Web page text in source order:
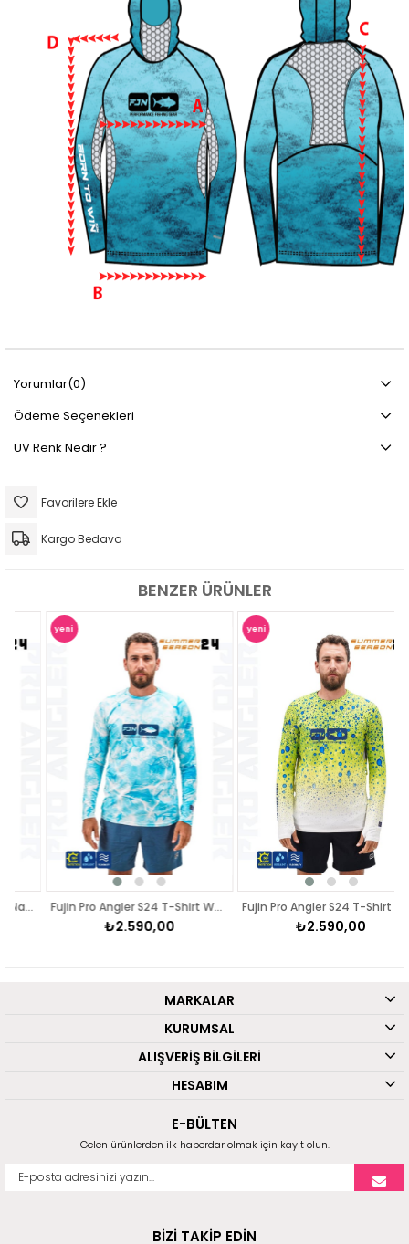
Yorumlar(0)
Ödeme Seçenekleri
UV Renk Nedir ?
Favorilere Ekle
Kargo Bedava
BENZER ÜRÜNLER
Fujin Pro Angler S24 T-Shirt Water Camo
₺2.590,00
Fujin Pro Angler S24 T-Shirt Green Ocean
₺2.590,00
MARKALAR
KURUMSAL
ALIŞVERİŞ BİLGİLERİ
HESABIM
E-BÜLTEN
Gelen ürünlerden ilk haberdar olmak için kayıt olun.
BİZİ TAKİP EDİN